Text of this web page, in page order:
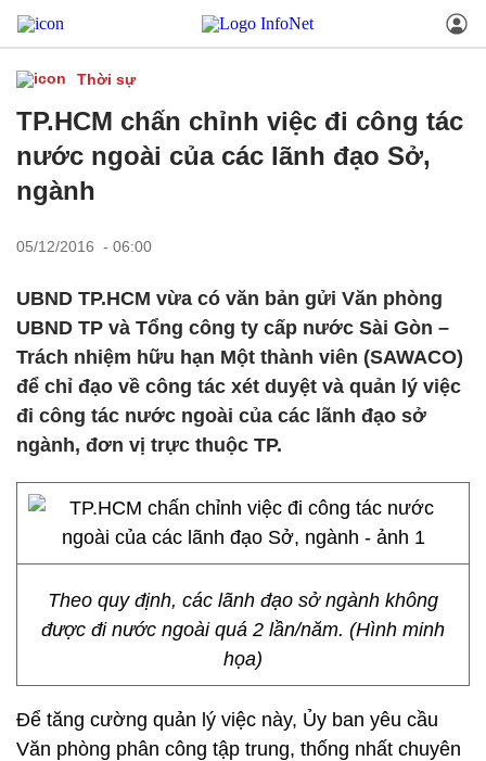
Thời sự
TP.HCM chấn chỉnh việc đi công tác
nước ngoài của các lãnh đạo Sở,
ngành
05/12/2016 - 06:00
UBND TP.HCM vừa có văn bản gửi Văn phòng
UBND TP và Tổng công ty cấp nước Sài Gòn –
Trách nhiệm hữu hạn Một thành viên (SAWACO)
để chỉ đạo về công tác xét duyệt và quản lý việc
đi công tác nước ngoài của các lãnh đạo sở
ngành, đơn vị trực thuộc TP.
Theo quy định, các lãnh đạo sở ngành không
được đi nước ngoài quá 2 lần/năm. (Hình minh
họa)
Để tăng cường quản lý việc này, Ủy ban yêu cầu
Văn phòng phân công tập trung, thống nhất chuyên